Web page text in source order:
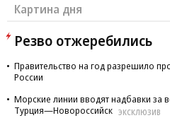
Картина дня
Резво отжеребились
Правительство на год разрешило
России
Морские линии вводят надбавки за
Турция—Новороссийск ЭКСКЛЮЗИВ